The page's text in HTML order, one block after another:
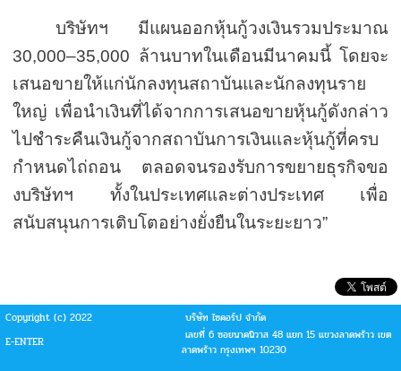
บริษัทฯ มีแผนออกหุ้นกู้วงเงินรวมประมาณ
30,000–35,000 ล้านบาทในเดือนมีนาคมนี้ โดยจะ
เสนอขายให้แก่นักลงทุนสถาบันและนักลงทุนราย
ใหญ่ เพื่อนำเงินที่ได้จากการเสนอขายหุ้นกู้ดังกล่าว
ไปชำระคืนเงินกู้จากสถาบันการเงินและหุ้นกู้ที่ครบ
กำหนดไถ่ถอน ตลอดจนรองรับการขยายธุรกิจขอ
งบริษัทฯ ทั้งในประเทศและต่างประเทศ เพื่อ
สนับสนุนการเติบโตอย่างยั่งยืนในระยะยาว”
Copyright (c) 2022
บริษัท ไซคอร์ป จำกัด
E-ENTER
เลขที่ 6 ซอยนาคนิวาส 48 แยก 15 แขวงลาดพร้าว เขต
ลาดพร้าว กรุงเทพฯ 10230